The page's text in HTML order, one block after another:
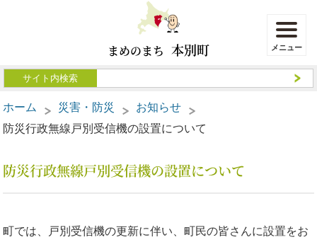
まめのまち 本別町
ホーム 災害・防災
お知らせ
防災行政無線戸別受信機の設置について
防災行政無線戸別受信機の設置について
町では、戸別受信機の更新に伴い、町民の皆さんに設置をお